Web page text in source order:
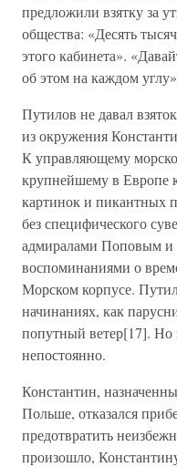
предложили взятку за
общества: «Десять
этого кабинета».
об этом на каждом
Путилов не давал
из окружения
К управляющему
крупнейшему в Европе
картинок и пикантных
без специфического
адмиралами Поповым и
воспоминаниями о
Морском корпусе.
начинаниях, как
попутный ветер[17]. Но
непостоянно.
Константин,
Польше, отказался
предотвратить
произошло,